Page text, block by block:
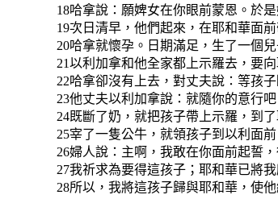
18哈拿說：願婢女在你眼前蒙恩。於
19次日清早，他們起來，在耶和華面
20哈拿就懷孕。日期滿足，生了一個
21以利加拿和他全家都上示羅去，要
22哈拿卻沒有上去，對丈夫說：等孩
23他丈夫以利加拿說：就隨你的意行
24既斷了奶，就把孩子帶上示羅，到
25宰了一隻公牛，就領孩子到以利面前
26婦人說：主啊，我敢在你面前起誓
27我祈求為要得這孩子；耶和華已將
28所以，我將這孩子歸與耶和華，使